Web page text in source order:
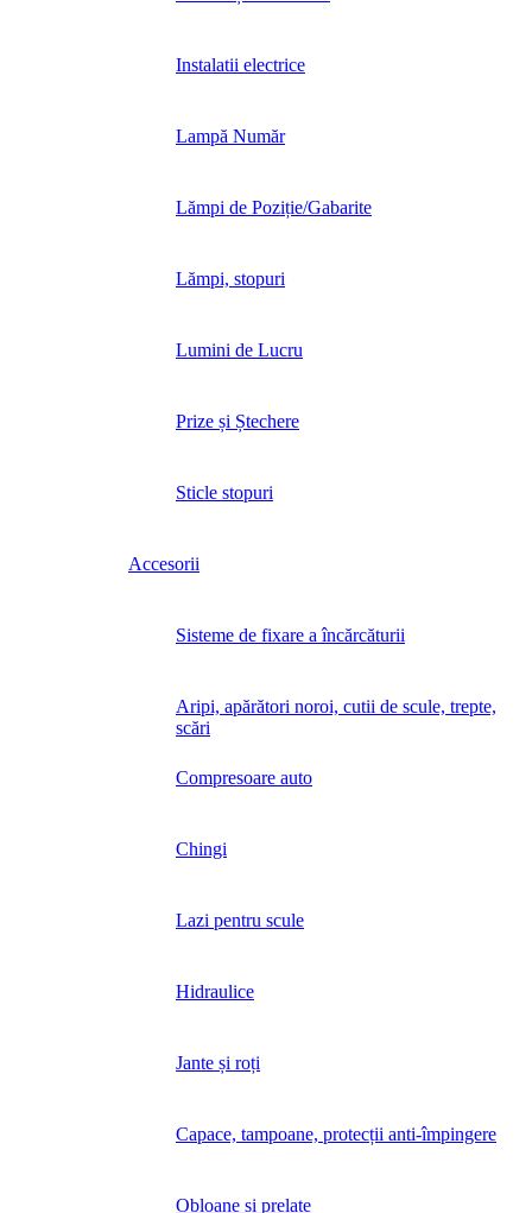
Instalatii electrice
Lampă Număr
Lămpi de Poziție/Gabarite
Lămpi, stopuri
Lumini de Lucru
Prize și Ștechere
Sticle stopuri
Accesorii
Sisteme de fixare a încărcăturii
Aripi, apărători noroi, cutii de scule, trepte,
scări
Compresoare auto
Chingi
Lazi pentru scule
Hidraulice
Jante și roți
Capace, tampoane, protecții anti-împingere
Obloane și prelate